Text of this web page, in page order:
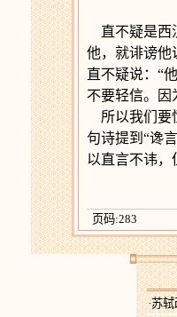
直不疑是西
他，就诽谤他
直不疑说：“
不要轻信。因
所以我们要
句诗提到“谗
以直言不讳，
页码:283
·苏